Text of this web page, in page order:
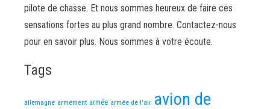
pilote de chasse. Et nous sommes heureux de faire ces
sensations fortes au plus grand nombre. Contactez-nous
pour en savoir plus. Nous sommes à votre écoute.
Tags
allemagne armement armée armée de l'air avion de